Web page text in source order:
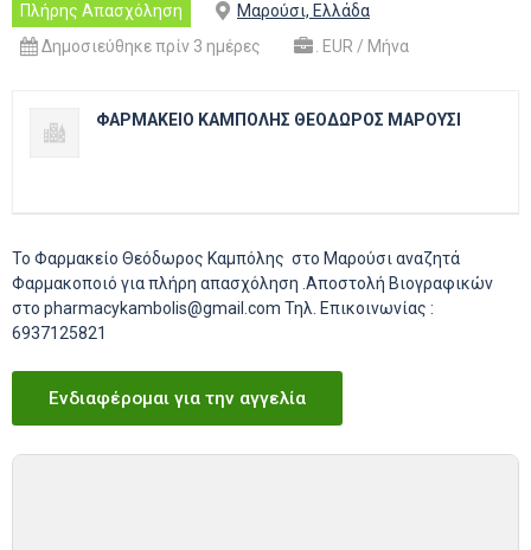
Πλήρης Απασχόληση
Μαρούσι, Ελλάδα
Δημοσιεύθηκε πρίν 3 ημέρες
. EUR / Μήνα
ΦΑΡΜΑΚΕΙΟ ΚΑΜΠΟΛΗΣ ΘΕΟΔΩΡΟΣ ΜΑΡΟΥΣΙ
Το Φαρμακείο Θεόδωρος Καμπόλης στο Μαρούσι αναζητά
Φαρμακοποιό για πλήρη απασχόληση .Αποστολή Βιογραφικών
στο pharmacykambolis@gmail.com Τηλ. Επικοινωνίας :
6937125821